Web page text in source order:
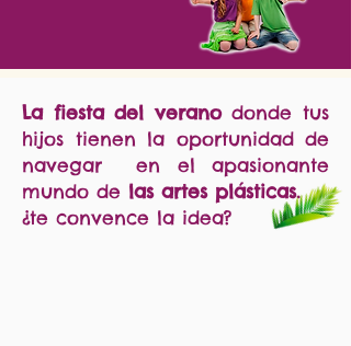
La fiesta del veranodonde tus
hijos tienen la oportunidad de
navegar en el apasionante
mundo de las artes plásticas.
¿te convence la idea?